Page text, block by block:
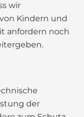
wir
Kindern und
anfordern noch
der